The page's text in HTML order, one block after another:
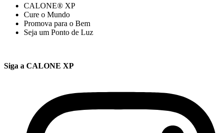
CALONE® XP
Cure o Mundo
Promova para o Bem
Seja um Ponto de Luz
Siga a CALONE XP